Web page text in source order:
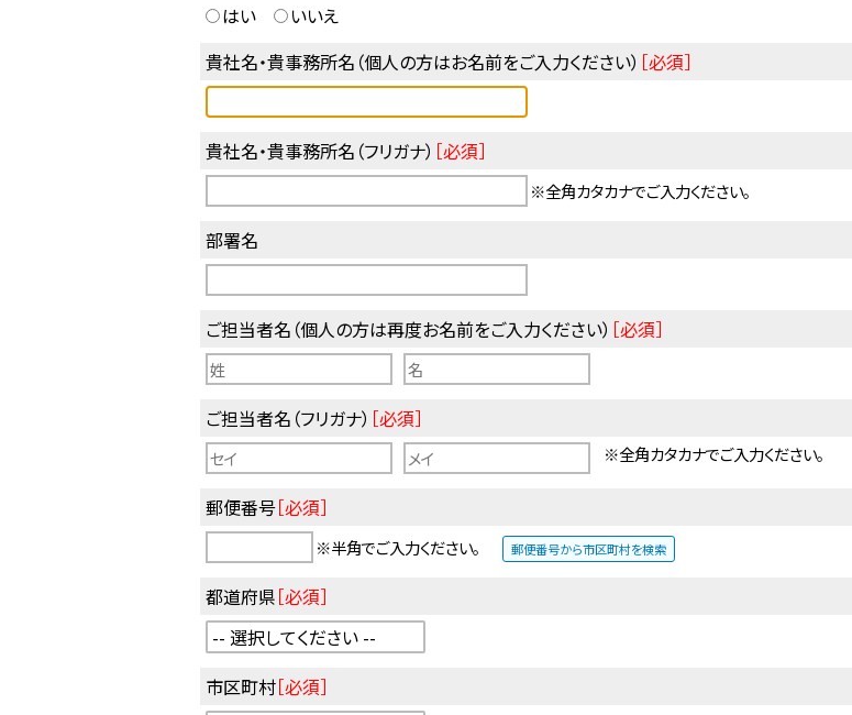
はい
いいえ
貴社名・貴事務所名（個人の方はお名前をご入力ください） ［必須］
貴社名・貴事務所名（フリガナ） ［必須］
※全角カタカナでご入力ください。
部署名
ご担当者名（個人の方は再度お名前をご入力ください） ［必須］
ご担当者名（フリガナ） ［必須］
※全角カタカナでご入力ください。
郵便番号［必須］
※半角でご入力ください。 郵便番号から市区町村を検索
都道府県［必須］
市区町村［必須］